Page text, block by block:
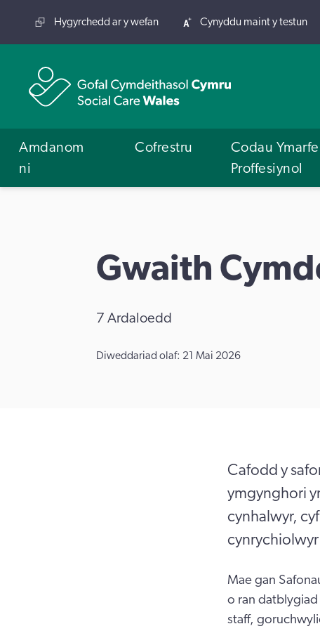
Hygyrchedd ar y wefan Cynyddu maint y testun
Amdanom
ni
Cofrestru
Codau
Proffesiynol
Gwaith
7 Ardaloedd
Diweddariad olaf: 21 Mai 2026
Cafodd y
ymgynghori
cynhalwyr,
Mae gan
o ran
staff,